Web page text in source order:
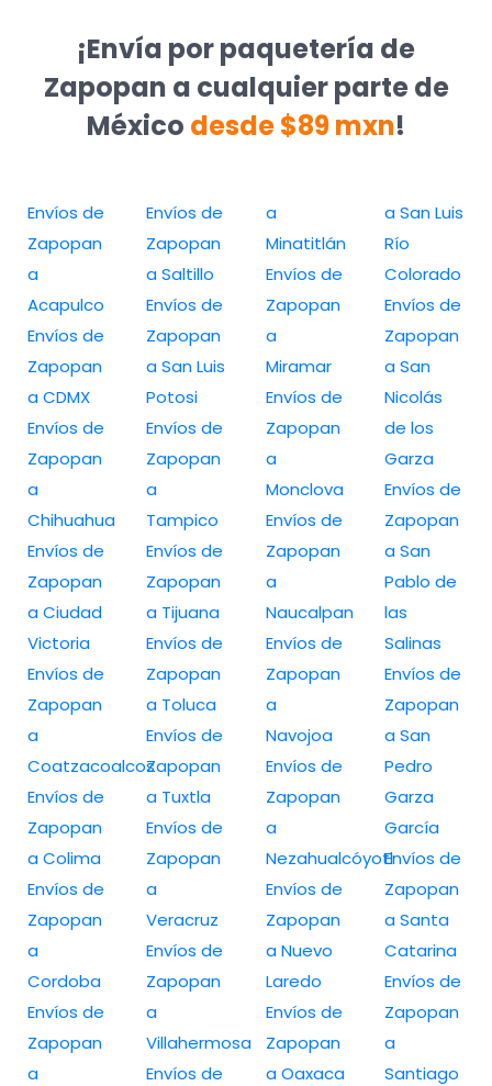
¡Envía por paquetería de
Zapopan a cualquier parte de
México desde $89 mxn!
Envíos de
Zapopan
a
Acapulco
Envíos de
Zapopan
a CDMX
Envíos de
Zapopan
a
Chihuahua
Envíos de
Zapopan
a Ciudad
Victoria
Envíos de
Zapopan
a
Coatzacoalcos
Envíos de
Zapopan
a Colima
Envíos de
Zapopan
a
Cordoba
Envíos de
Zapopan
a
Envíos de
Zapopan
a Saltillo
Envíos de
Zapopan
a San Luis
Potosi
Envíos de
Zapopan
a
Tampico
Envíos de
Zapopan
a Tijuana
Envíos de
Zapopan
a Toluca
Envíos de
Zapopan
a Tuxtla
Envíos de
Zapopan
a
Veracruz
Envíos de
Zapopan
a
Villahermosa
Envíos de
a
Minatitlán
Envíos de
Zapopan
a
Miramar
Envíos de
Zapopan
a
Monclova
Envíos de
Zapopan
a
Naucalpan
Envíos de
Zapopan
a
Navojoa
Envíos de
Zapopan
a
Nezahualcóyotl
Envíos de
Zapopan
a Nuevo
Laredo
Envíos de
Zapopan
a Oaxaca
a San Luis
Río
Colorado
Envíos de
Zapopan
a San
Nicolás
de los
Garza
Envíos de
Zapopan
a San
Pablo de
las
Salinas
Envíos de
Zapopan
a San
Pedro
Garza
García
Envíos de
Zapopan
a Santa
Catarina
Envíos de
Zapopan
a
Santiago